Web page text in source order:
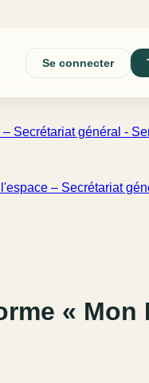
Se connecter
Secrétariat général -
– Secrétariat
«